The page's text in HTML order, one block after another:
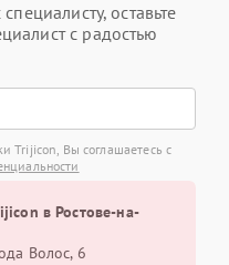
оставьте
с радостью
Trijicon, Вы соглашаетесь с
в Ростове-на-
Волос, 6